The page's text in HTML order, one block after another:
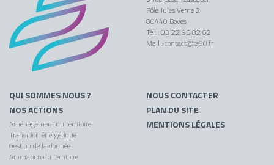
Pôle Jules Verne 2
80440 Boves
Tél. : 03 22 95 82 62
Mail :contact@te80.fr
QUI SOMMES NOUS ?
NOS ACTIONS
Aménagement du territoire
Transition énergétique
Gestion de la donnée
Animation du territoire
NOUS CONTACTER
PLAN DU SITE
MENTIONS LÉGALES